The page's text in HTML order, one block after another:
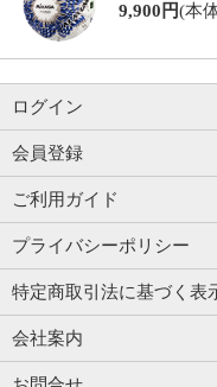
9,900円(本
ログイン
会員登録
ご利用ガイド
プライバシーポリシー
特定商取引法に基づく表
会社案内